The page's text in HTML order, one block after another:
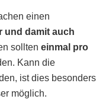
einen
und damit auch
sollten einmal pro
Kann die
ist dies besonders
möglich.